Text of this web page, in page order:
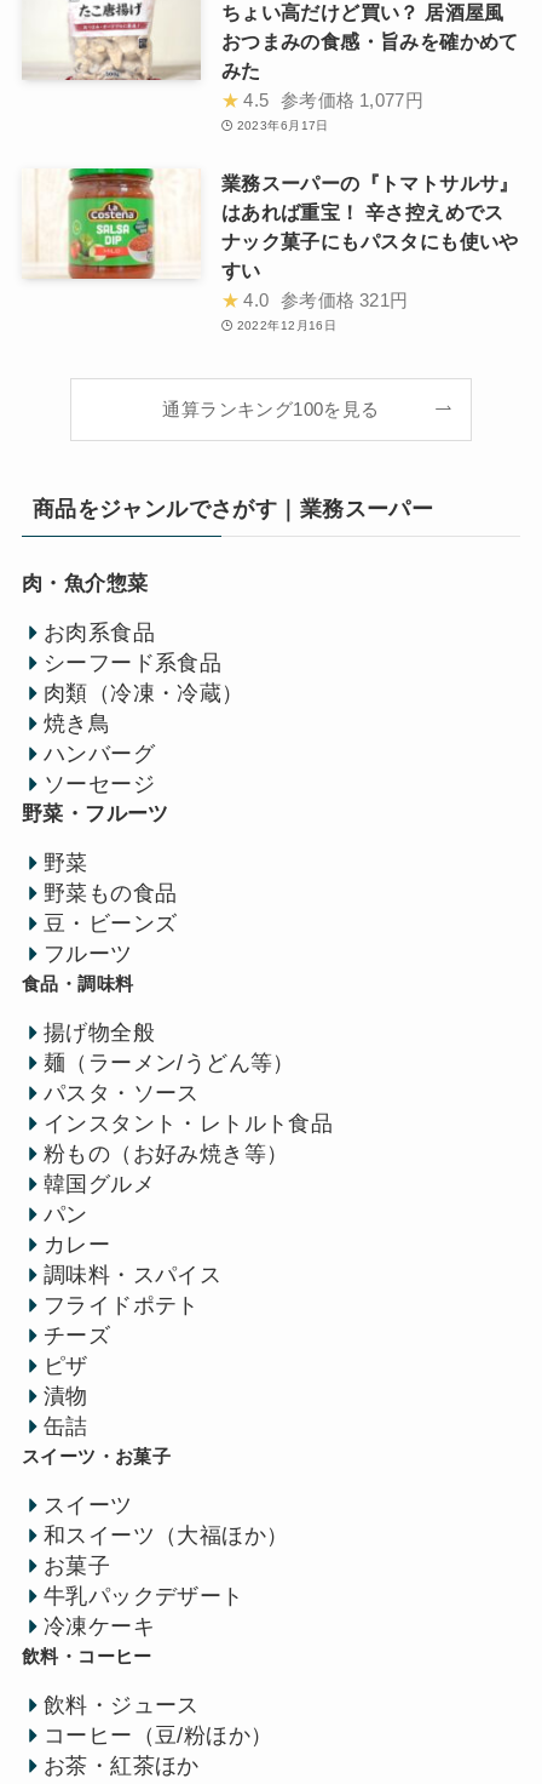
ちょい高だけど買い？ 居酒屋風
おつまみの食感・旨みを確かめて
みた
★ 4.5 参考価格 1,077円
2023年6月17日
業務スーパーの『トマトサルサ』
はあれば重宝！ 辛さ控えめでス
ナック菓子にもパスタにも使いや
すい
★ 4.0 参考価格 321円
2022年12月16日
通算ランキング100を見る
商品をジャンルでさがす｜業務スーパー
肉・魚介惣菜
お肉系食品
シーフード系食品
肉類（冷凍・冷蔵）
焼き鳥
ハンバーグ
ソーセージ
野菜・フルーツ
野菜
野菜もの食品
豆・ビーンズ
フルーツ
食品・調味料
揚げ物全般
麺（ラーメン/うどん等）
パスタ・ソース
インスタント・レトルト食品
粉もの（お好み焼き等）
韓国グルメ
パン
カレー
調味料・スパイス
フライドポテト
チーズ
ピザ
漬物
缶詰
スイーツ・お菓子
スイーツ
和スイーツ（大福ほか）
お菓子
牛乳パックデザート
冷凍ケーキ
飲料・コーヒー
飲料・ジュース
コーヒー（豆/粉ほか）
お茶・紅茶ほか